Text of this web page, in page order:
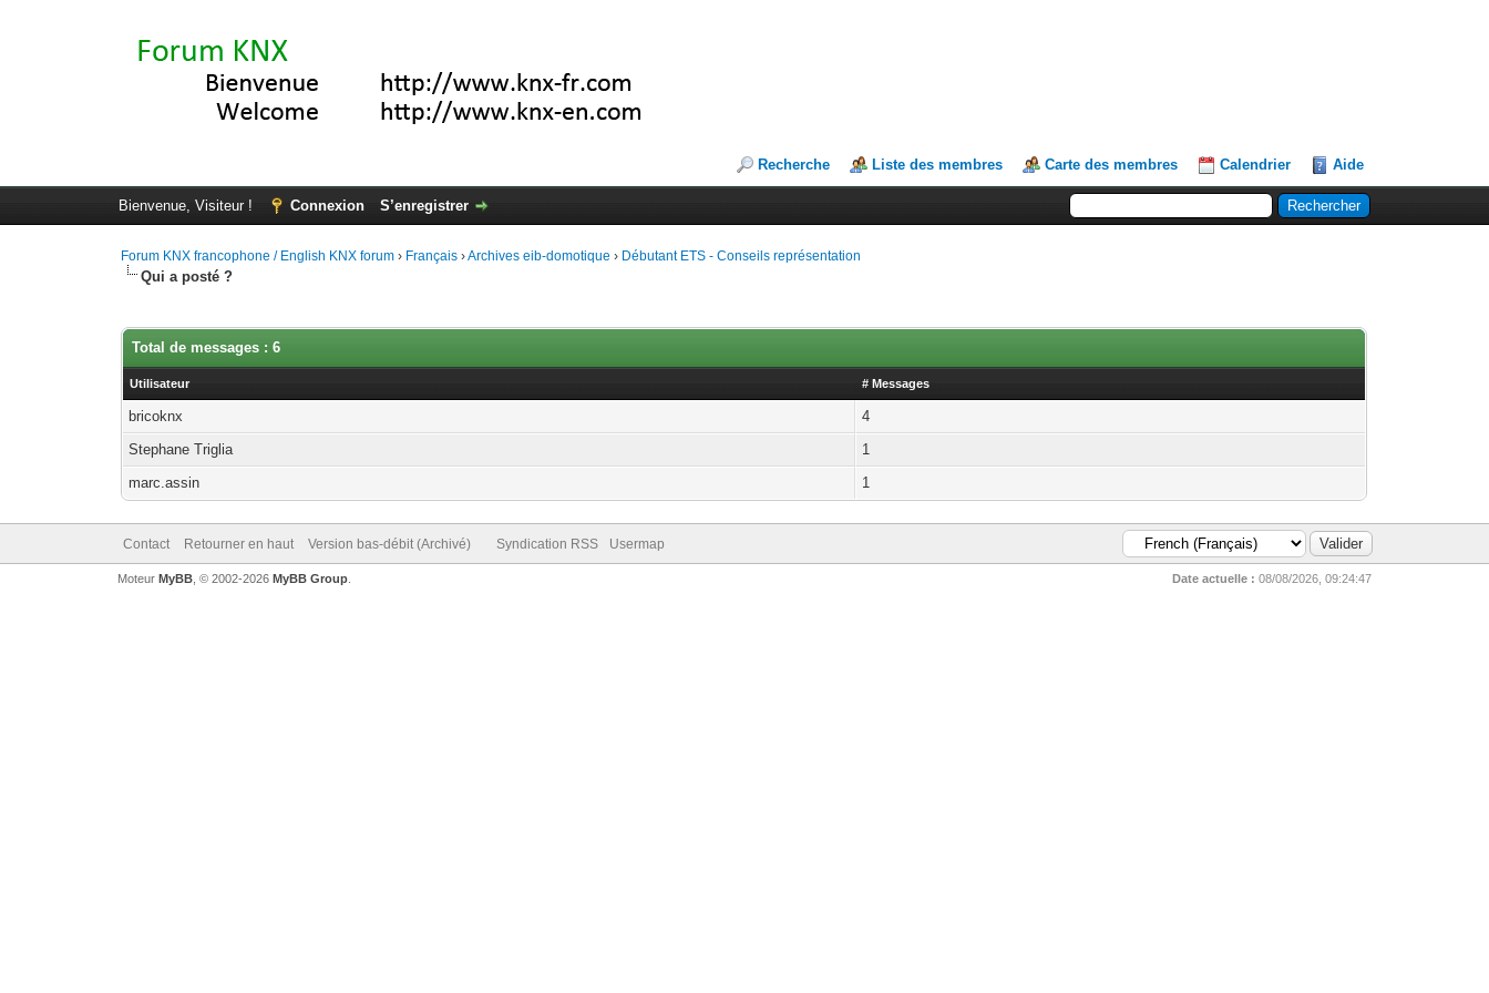
Recherche Liste des membres Carte des membres Calendrier Aide
Bienvenue, Visiteur ! Connexion S’enregistrer
Forum KNX francophone / English KNX forum › Français ›Archives eib-domotique › Débutant ETS - Conseils représentation
Qui a posté ?
Total de messages : 6
Utilisateur # Messages
bricoknx
4
Stephane Triglia
1
marc.assin
1
Contact Retourner en haut Version bas-débit (Archivé) Syndication RSS Usermap
Date actuelle : 08/08/2026, 09:24:47
Moteur MyBB, © 2002-2026 MyBB Group.